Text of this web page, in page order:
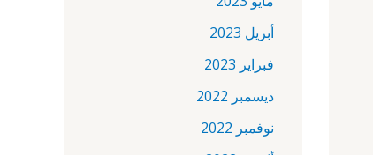
أبريل 2023
فبراير 2023
ديسمبر 2022
نوفمبر 2022